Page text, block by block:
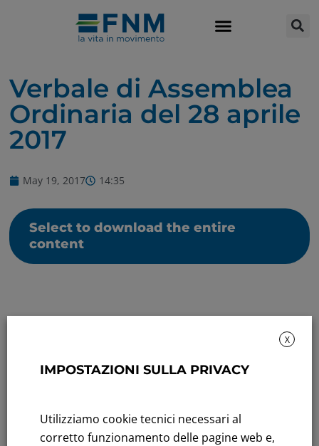
Verbale di Assemblea
Ordinaria del 28 aprile
2017
May 19, 2017 14:35
Select to download the entire
content
Sustainability: Sustainability report
Tenders: All Tenders
X
IMPOSTAZIONI SULLA PRIVACY
Utilizziamo cookie tecnici necessari al
corretto funzionamento delle pagine web e,